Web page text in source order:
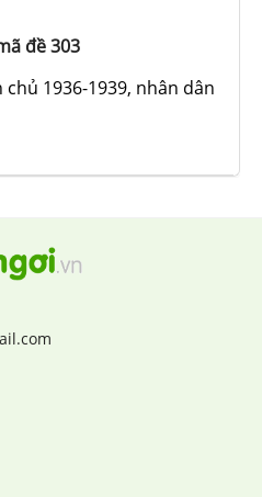
đề 303
1936-1939, nhân dân